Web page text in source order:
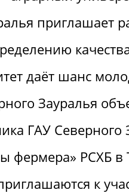
приглашает
даёт шанс
Зауралья
ГАУ Северного
фермера» РСХБ
к